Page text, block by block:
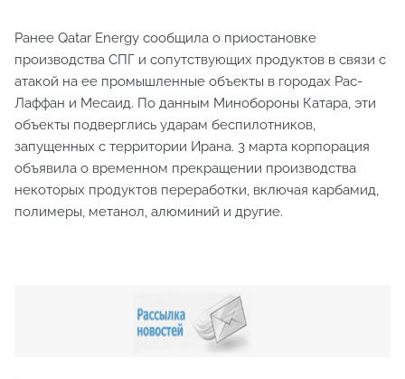
Ранее Qatar Energy сообщила о приостановке
производства СПГ и сопутствующих продуктов в связи с
атакой на ее промышленные объекты в городах Рас-
Лаффан и Месаид. По данным Минобороны Катара, эти
объекты подверглись ударам беспилотников,
запущенных с территории Ирана. 3 марта корпорация
объявила о временном прекращении производства
некоторых продуктов переработки, включая карбамид,
полимеры, метанол, алюминий и другие.